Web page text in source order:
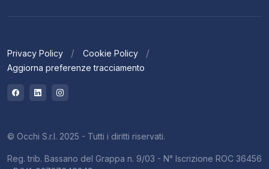
Privacy Policy
Cookie Policy
Aggiorna preferenze tracciamento
© Occhi S.r.l. 2025 - Tutti i diritti riservati.
Reg. trib. Bassano del Grappa n. 9/03 - N° Iscrizione ROC 36456